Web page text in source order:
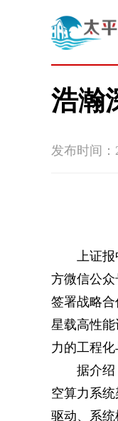
浩瀚
发布时间：
上证
方微信公
签署战略
星载高性
力的工程化
据介
空算力系
驱动、系统